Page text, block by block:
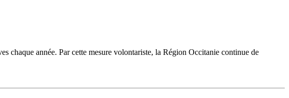
chaque année. Par cette mesure volontariste, la Région Occitanie continue de